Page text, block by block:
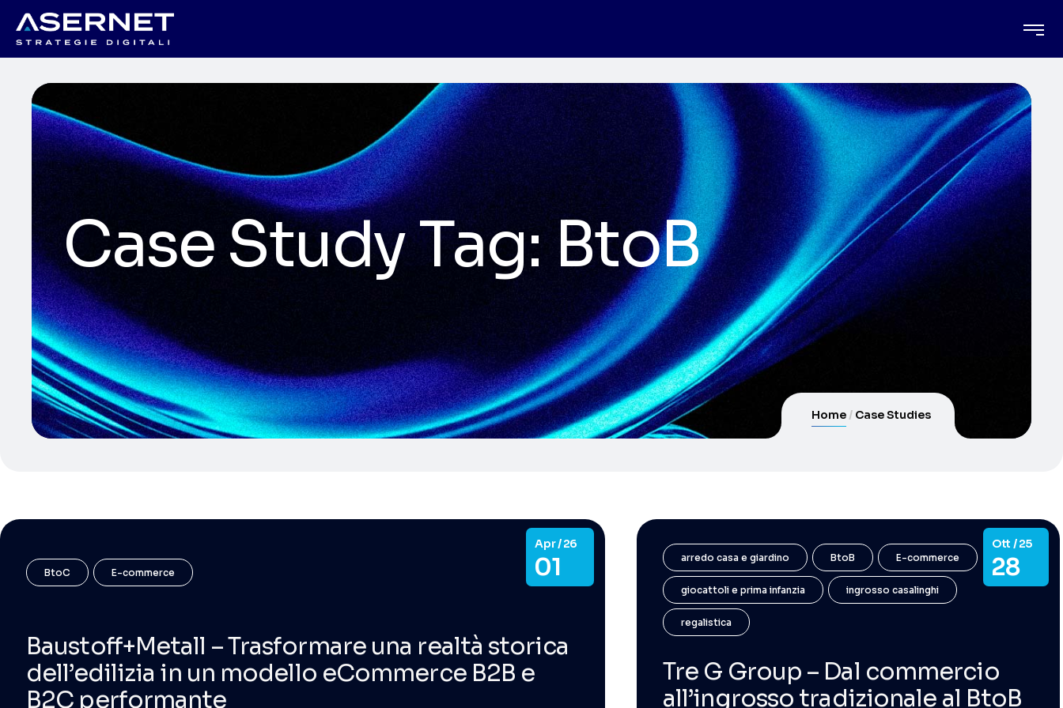
Case Study Tag:BtoB
Home Case Studies
BtoC E-commerce
Apr / 26
01
Baustoff+Metall – Trasformare una realtà storica
dell’edilizia in un modello eCommerce B2B e
B2C performante
arredo casa e giardino BtoB E-commerce
giocattoli e prima infanzia ingrosso casalinghi
regalistica
Ott / 25
28
Tre G Group – Dal commercio
all’ingrosso tradizionale al BtoB